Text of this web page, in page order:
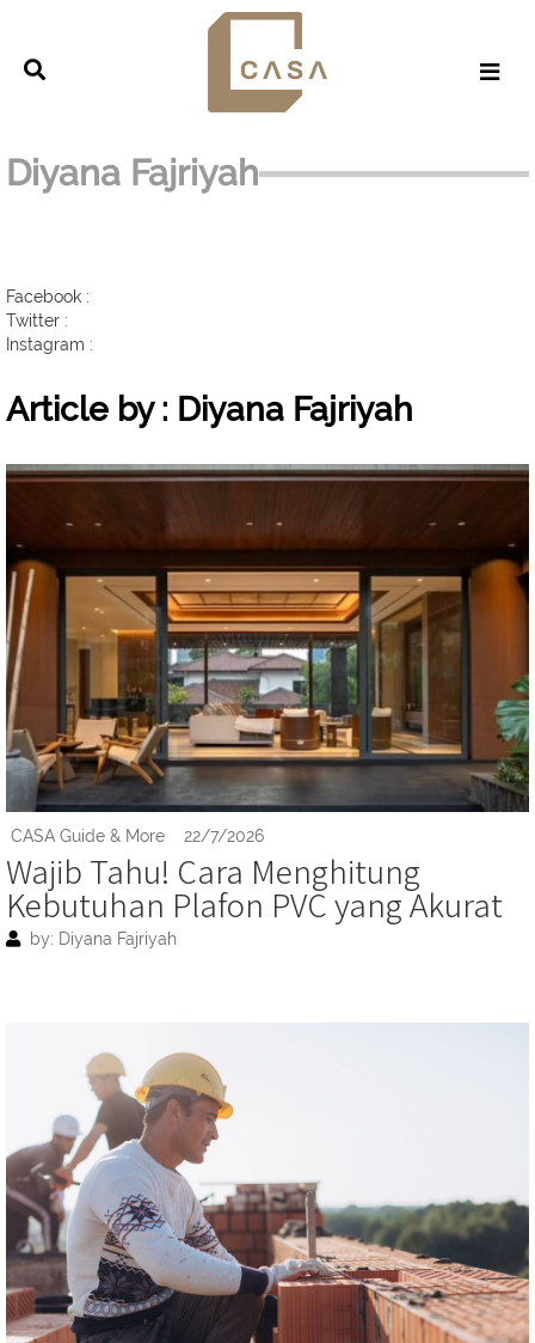
Diyana Fajriyah
Facebook :
Twitter :
Instagram :
Article by : Diyana Fajriyah
CASA Guide & More 22/7/2026
Wajib Tahu! Cara Menghitung
Kebutuhan Plafon PVC yang Akurat
by: Diyana Fajriyah